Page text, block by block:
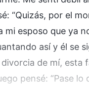
“Quizás, por el
mi esposo que ya
así y él se
de mí, esta
pensé: “Pase lo